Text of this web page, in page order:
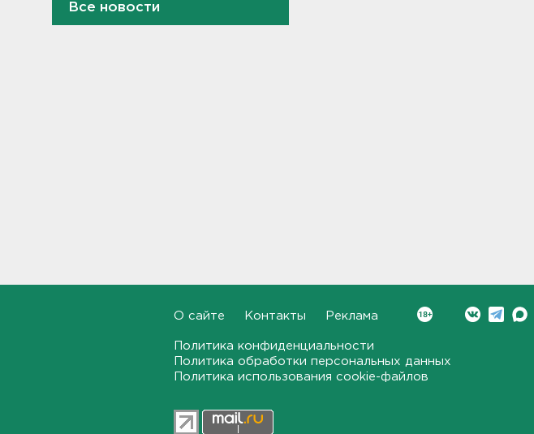
Мошенники меняют
В Госдуму внесут
Волонтеры "ЛизаАлерт"
Все новости
О сайте Контакты Реклама
Политика конфиденциальности
Политика обработки персональных данных
Политика использования cookie-файлов